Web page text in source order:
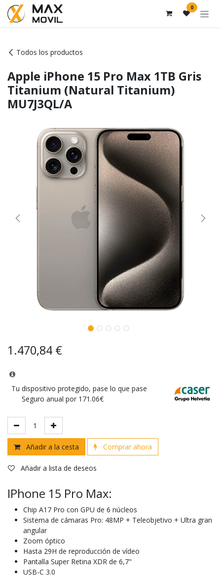
Ir al contenido 0
Todos los productos
Apple iPhone 15 Pro Max 1TB Gris
Titanium (Natural Titanium)
MU7J3QL/A
1.470,84 €
Tu dispositivo protegido, pase lo que pase
Seguro anual por 171.06€
Añadir a la cesta Comprar ahora
Añadir a lista de deseos
IPhone 15 Pro Max:
Chip A17 Pro con GPU de 6 núcleos
Sistema de cámaras Pro: 48MP + Teleobjetivo + Ultra gran
angular
Zoom óptico
Hasta 29H de reproducción de vídeo
Pantalla Super Retina XDR de 6,7"
USB-C 3.0